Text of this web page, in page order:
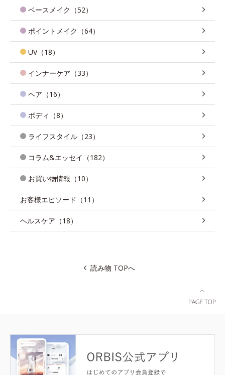
ベースメイク（52）
ポイントメイク（64）
UV（18）
インナーケア（33）
ヘア（16）
ボディ（8）
ライフスタイル（23）
コラム&エッセイ（182）
お買い物情報（10）
お客様エピソード（11）
ヘルスケア（18）
読み物 TOPへ